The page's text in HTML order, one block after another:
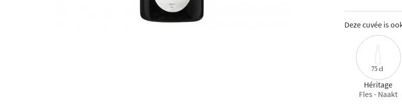
Deze cuvée is
75 cl
Héritage
Fles - Naakt